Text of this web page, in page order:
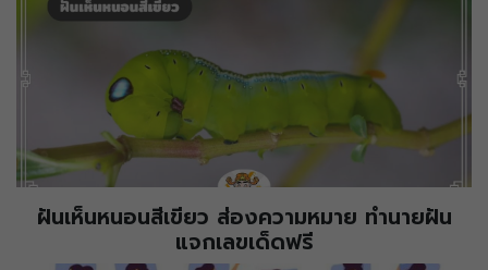
ฝันเห็นหนอนสีเขียว ส่องความหมาย ทำนายฝัน
แจกเลขเด็ดฟรี